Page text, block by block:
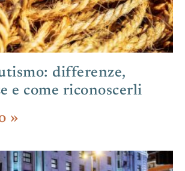
differenze,
e come riconoscerli
»